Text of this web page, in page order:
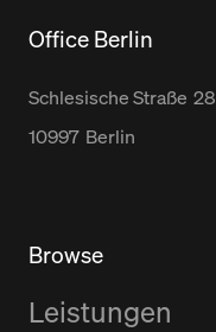
Office Berlin
Schlesische Straße 28
10997 Berlin
Browse
Leistungen